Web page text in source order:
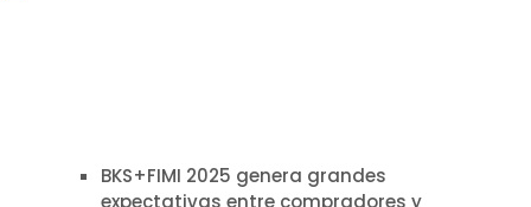
BKS+FIMI 2025 genera grandes
expectativas entre compradores y